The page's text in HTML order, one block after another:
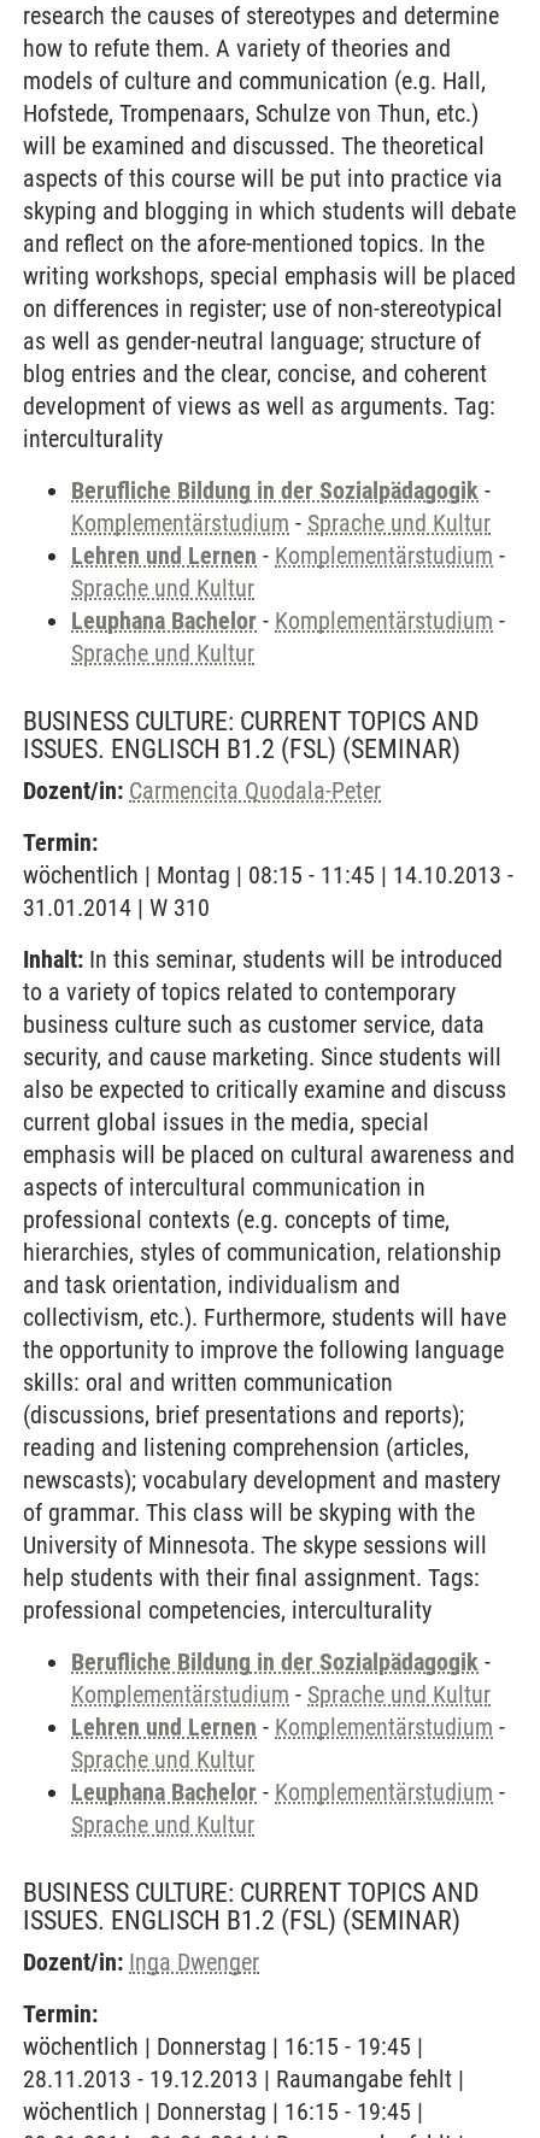
research the causes of stereotypes and determine
how to refute them. A variety of theories and
models of culture and communication (e.g. Hall,
Hofstede, Trompenaars, Schulze von Thun, etc.)
will be examined and discussed. The theoretical
aspects of this course will be put into practice via
skyping and blogging in which students will debate
and reflect on the afore-mentioned topics. In the
writing workshops, special emphasis will be placed
on differences in register; use of non-stereotypical
as well as gender-neutral language; structure of
blog entries and the clear, concise, and coherent
development of views as well as arguments. Tag:
interculturality
Berufliche Bildung in der Sozialpädagogik -
Komplementärstudium - Sprache und Kultur
Lehren und Lernen - Komplementärstudium -
Sprache und Kultur
Leuphana Bachelor - Komplementärstudium -
Sprache und Kultur
BUSINESS CULTURE: CURRENT TOPICS AND
ISSUES. ENGLISCH B1.2 (FSL) (SEMINAR)
Dozent/in: Carmencita Quodala-Peter
Termin:
wöchentlich | Montag | 08:15 - 11:45 | 14.10.2013 -
31.01.2014 | W 310
Inhalt: In this seminar, students will be introduced
to a variety of topics related to contemporary
business culture such as customer service, data
security, and cause marketing. Since students will
also be expected to critically examine and discuss
current global issues in the media, special
emphasis will be placed on cultural awareness and
aspects of intercultural communication in
professional contexts (e.g. concepts of time,
hierarchies, styles of communication, relationship
and task orientation, individualism and
collectivism, etc.). Furthermore, students will have
the opportunity to improve the following language
skills: oral and written communication
(discussions, brief presentations and reports);
reading and listening comprehension (articles,
newscasts); vocabulary development and mastery
of grammar. This class will be skyping with the
University of Minnesota. The skype sessions will
help students with their final assignment. Tags:
professional competencies, interculturality
Berufliche Bildung in der Sozialpädagogik -
Komplementärstudium - Sprache und Kultur
Lehren und Lernen - Komplementärstudium -
Sprache und Kultur
Leuphana Bachelor - Komplementärstudium -
Sprache und Kultur
BUSINESS CULTURE: CURRENT TOPICS AND
ISSUES. ENGLISCH B1.2 (FSL) (SEMINAR)
Dozent/in: Inga Dwenger
Termin:
wöchentlich | Donnerstag | 16:15 - 19:45 |
28.11.2013 - 19.12.2013 | Raumangabe fehlt |
wöchentlich | Donnerstag | 16:15 - 19:45 |